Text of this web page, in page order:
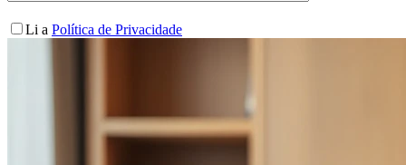
Li a Política de Privacidade